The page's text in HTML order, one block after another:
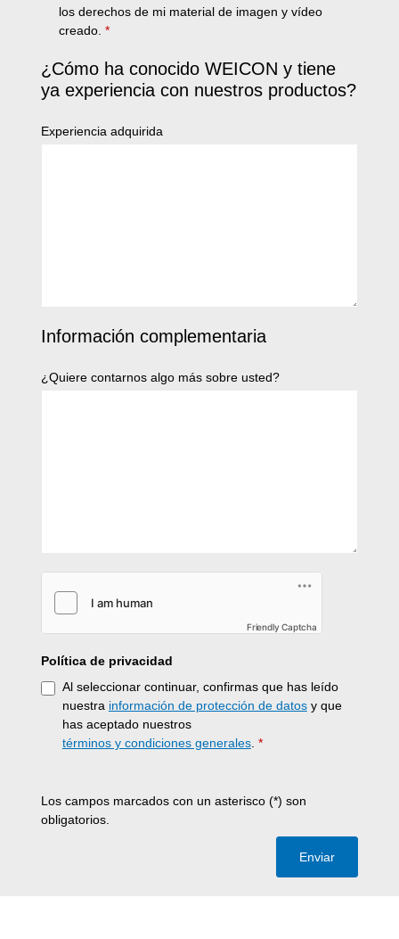
los derechos de mi material de imagen y vídeo
creado. *
¿Cómo ha conocido WEICON y tiene
ya experiencia con nuestros productos?
Experiencia adquirida
Información complementaria
¿Quiere contarnos algo más sobre usted?
Friendly Captcha
Política de privacidad
Al seleccionar continuar, confirmas que has leído
nuestra información de protección de datosy que
has aceptado nuestros
términos y condiciones generales. *
Los campos marcados con un asterisco (*) son
obligatorios.
Enviar